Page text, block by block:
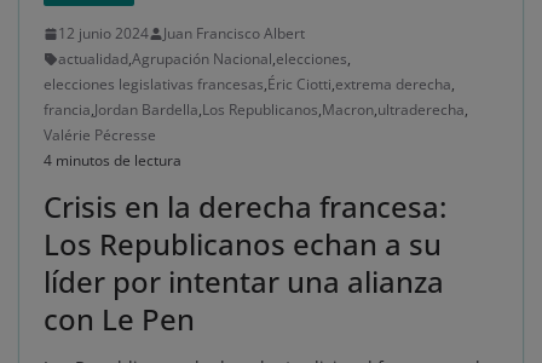
12 junio 2024
Juan Francisco Albert
actualidad,Agrupación Nacional,elecciones,
elecciones legislativas francesas,Éric Ciotti,extrema derecha,
francia,Jordan Bardella,Los Republicanos,Macron,ultraderecha,
Valérie Pécresse
4 minutos de lectura
Crisis en la derecha francesa:
Los Republicanos echan a su
líder por intentar una alianza
con Le Pen